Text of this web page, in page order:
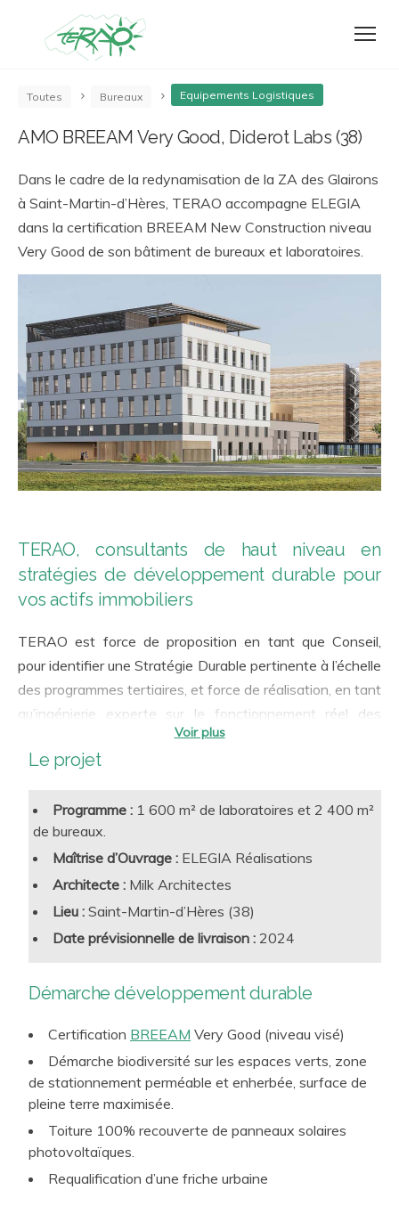
Toutes Bureaux Equipements Logistiques
AMO BREEAM Very Good, Diderot Labs (38)
Dans le cadre de la redynamisation de la ZA des Glairons
à Saint-Martin-d’Hères, TERAO accompagne ELEGIA
dans la certification BREEAM New Construction niveau
Very Good de son bâtiment de bureaux et laboratoires.
TERAO, consultants de haut niveau en
stratégies de développement durable pour
vos actifs immobiliers
TERAO est force de proposition en tant que Conseil,
pour identifier une Stratégie Durable pertinente à l’échelle
des programmes tertiaires, et force de réalisation, en tant
qu’ingénierie experte sur le fonctionnement réel des
mire la qualité d’usage et la performance en exploitation.
à l’aune de ses apports immobiliers et techniques de long
terme ainsi que pour les utilisateurs. Cette approche
s’inscrit dans une logique cohérente de RSE et les
démarches visées par notre travail confèrent une plus-
value forte au lieu de travail créé. Ainsi, nous proposons à
nos clients des approches sur-mesure et pleinement
ressources et de l’environnement, santé et bien-être, …
Aujourd’hui, ces préoccupations sont catalysées par la
pour les projets rénovés.
Le projet
Programme : 1 600 m² de laboratoires et 2 400 m²
de bureaux.
Maîtrise d’Ouvrage : ELEGIA Réalisations
Architecte : Milk Architectes
Lieu : Saint-Martin-d’Hères (38)
Date prévisionnelle de livraison : 2024
Démarche développement durable
Certification BREEAM Very Good (niveau visé)
Démarche biodiversité sur les espaces verts, zone
de stationnement perméable et enherbée, surface de
pleine terre maximisée.
Toiture 100% recouverte de panneaux solaires
photovoltaïques.
Requalification d’une friche urbaine